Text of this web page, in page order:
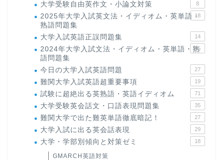
大学受験自由英作文・小論文対策 8
2025年大学入試英文法・イディオム・英単語・
熟語問題集
18
大学入試英語正誤問題集 14
2024年大学入試文法・イディオム・英単語・熟
語問題集
15
今日の大学入試英語問題 27
難関大学入試英語超重要事項 19
試験に超絶出る英熟語・英語イディオム 71
大学受験英会話文・口語表現問題集 35
難関大学で出た難英単語徹底暗記！ 27
大学入試に出る英会話表現 29
大学・学部別傾向と対策ゼミ 18
GMARCH英語対策